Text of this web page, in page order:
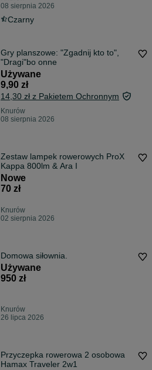
08 sierpnia 2026
Czarny
Gry planszowe: "Zgadnij kto to",
"Dragi"bo onne
Używane
9,90 zł
14,30 zł z Pakietem Ochronnym
Knurów
08 sierpnia 2026
Zestaw lampek rowerowych ProX
Kappa 800lm & Ara I
Nowe
70 zł
Knurów
02 sierpnia 2026
Domowa siłownia.
Używane
950 zł
Knurów
26 lipca 2026
Przyczepka rowerowa 2 osobowa
Hamax Traveler 2w1